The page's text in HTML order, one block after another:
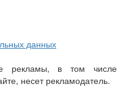
данных
рекламы, в том числе
несет рекламодатель.